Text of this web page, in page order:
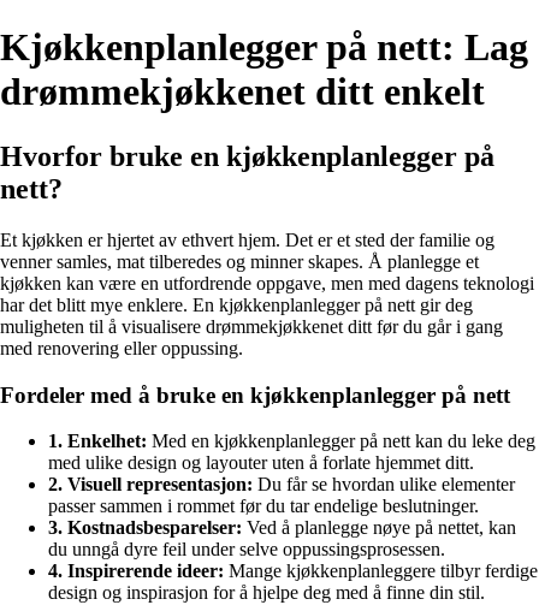
Kjøkkenplanlegger på nett: Lag
drømmekjøkkenet ditt enkelt
Hvorfor bruke en kjøkkenplanlegger på
nett?
Et kjøkken er hjertet av ethvert hjem. Det er et sted der familie og
venner samles, mat tilberedes og minner skapes. Å planlegge et
kjøkken kan være en utfordrende oppgave, men med dagens teknologi
har det blitt mye enklere. En kjøkkenplanlegger på nett gir deg
muligheten til å visualisere drømmekjøkkenet ditt før du går i gang
med renovering eller oppussing.
Fordeler med å bruke en kjøkkenplanlegger på nett
1. Enkelhet: Med en kjøkkenplanlegger på nett kan du leke deg
med ulike design og layouter uten å forlate hjemmet ditt.
2. Visuell representasjon: Du får se hvordan ulike elementer
passer sammen i rommet før du tar endelige beslutninger.
3. Kostnadsbesparelser: Ved å planlegge nøye på nettet, kan
du unngå dyre feil under selve oppussingsprosessen.
4. Inspirerende ideer: Mange kjøkkenplanleggere tilbyr ferdige
design og inspirasjon for å hjelpe deg med å finne din stil.